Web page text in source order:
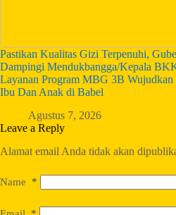
Pastikan Kualitas Gizi Terpenuhi,
Dampingi Mendukbangga/Kepala
Layanan Program MBG 3B
Ibu Dan Anak di Babel
Agustus 7, 2026
Leave a Reply
Alamat email Anda tidak akan
Name *